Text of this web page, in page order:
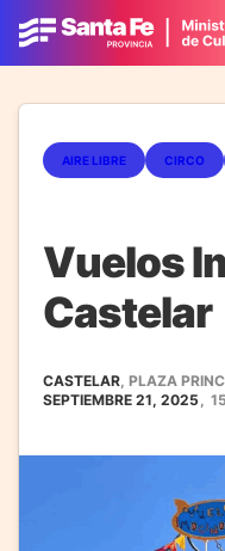
AIRE LIBRE CIRCO
Vuelos
Castelar
CASTELAR, PLAZA
SEPTIEMBRE 21, 2025,